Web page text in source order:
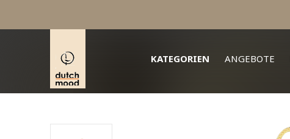
KATEGORIEN ANGEBOTE